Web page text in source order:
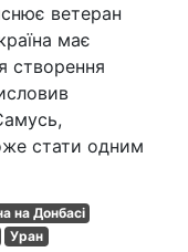
ветеран
має
створення
стати одним
на Донбасі
Уран